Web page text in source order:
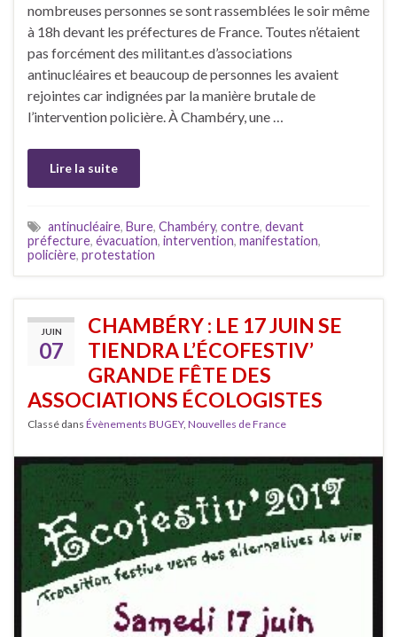
nombreuses personnes se sont rassemblées le soir même
à 18h devant les préfectures de France. Toutes n’étaient
pas forcément des militant.es d’associations
antinucléaires et beaucoup de personnes les avaient
rejointes car indignées par la manière brutale de
l’intervention policière. À Chambéry, une …
Lire la suite
antinucléaire, Bure, Chambéry, contre, devant
préfecture, évacuation, intervention, manifestation,
policière, protestation
JUIN
07
CHAMBÉRY : LE 17 JUIN SE
TIENDRA L’ÉCOFESTIV’
GRANDE FÊTE DES
ASSOCIATIONS ÉCOLOGISTES
Classé dans Évènements BUGEY, Nouvelles de France